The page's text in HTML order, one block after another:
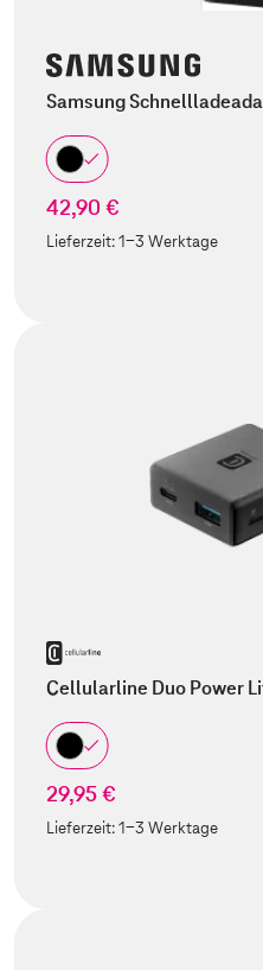
Samsung
42,90 €
Lieferzeit:1-3 Werktage
Cellularline Duo Power
29,95 €
Lieferzeit:1-3 Werktage